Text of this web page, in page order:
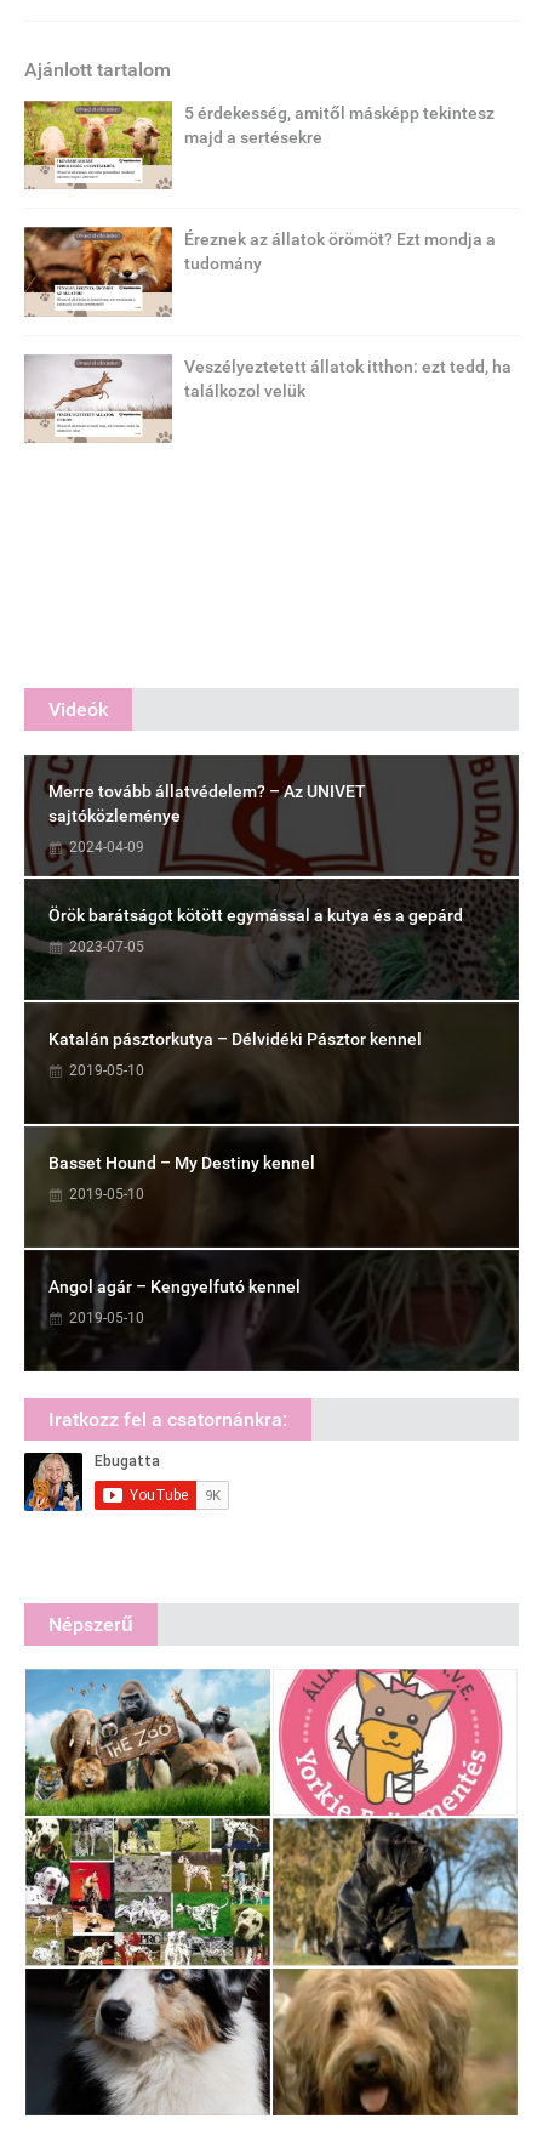
Ajánlott tartalom
5 érdekesség, amitől másképp tekintesz
majd a sertésekre
Éreznek az állatok örömöt? Ezt mondja a
tudomány
Veszélyeztetett állatok itthon: ezt tedd, ha
találkozol velük
Videók
Merre tovább állatvédelem? – Az UNIVET
sajtóközleménye
2024-04-09
Örök barátságot kötött egymással a kutya és a gepárd
2023-07-05
Katalán pásztorkutya – Délvidéki Pásztor kennel
2019-05-10
Basset Hound – My Destiny kennel
2019-05-10
Angol agár – Kengyelfutó kennel
2019-05-10
Iratkozz fel a csatornánkra:
Népszerű